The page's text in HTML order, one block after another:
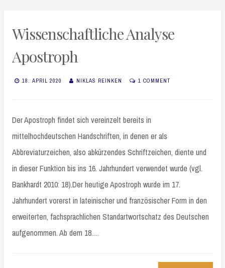
Wissenschaftliche Analyse
Apostroph
18. APRIL 2020 NIKLAS REINKEN 1 COMMENT
Der Apostroph findet sich vereinzelt bereits in
mittelhochdeutschen Handschriften, in denen er als
Abbreviaturzeichen, also abkürzendes Schriftzeichen, diente und
in dieser Funktion bis ins 16. Jahrhundert verwendet wurde (vgl.
Bankhardt 2010: 18).Der heutige Apostroph wurde im 17.
Jahrhundert vorerst in lateinischer und französischer Form in den
erweiterten, fachsprachlichen Standartwortschatz des Deutschen
aufgenommen. Ab dem 18.…